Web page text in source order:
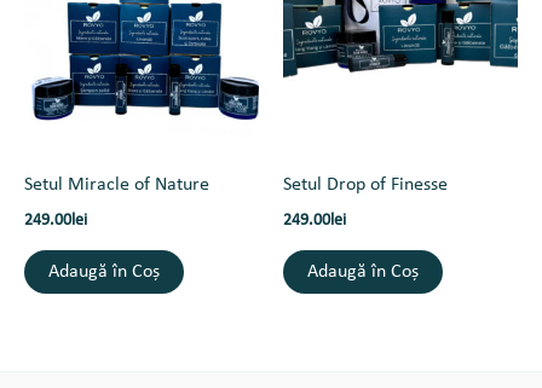
Setul Miracle of Nature
249.00lei
Adaugă în Coș
Setul Drop of Finesse
249.00lei
Adaugă în Coș